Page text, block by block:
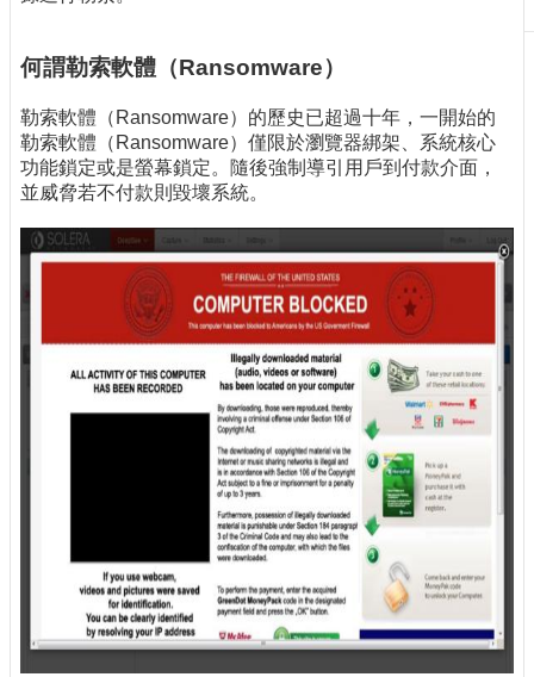
務
專
題
報
導
技
術
壇
產
何謂勒索軟體（Ransomware）
勒索軟體（Ransomware）的歷史已超過十年，一開始的
勒索軟體（Ransomware）僅限於瀏覽器綁架、系統核心
功能鎖定或是螢幕鎖定。隨後強制導引用戶到付款介面，
並威脅若不付款則毀壞系統。